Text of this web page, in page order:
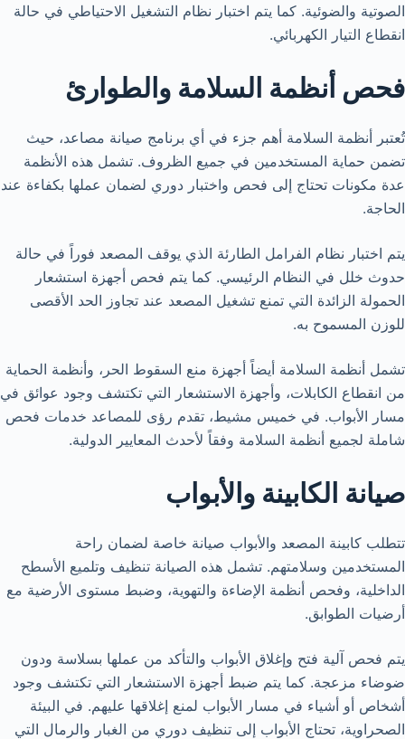
الصوتية والضوئية. كما يتم اختبار نظام التشغيل الاحتياطي في حالة
انقطاع التيار الكهربائي.
فحص أنظمة السلامة والطوارئ
تُعتبر أنظمة السلامة أهم جزء في أي برنامج صيانة مصاعد، حيث
تضمن حماية المستخدمين في جميع الظروف. تشمل هذه الأنظمة
عدة مكونات تحتاج إلى فحص واختبار دوري لضمان عملها بكفاءة عند
الحاجة.
يتم اختبار نظام الفرامل الطارئة الذي يوقف المصعد فوراً في حالة
حدوث خلل في النظام الرئيسي. كما يتم فحص أجهزة استشعار
الحمولة الزائدة التي تمنع تشغيل المصعد عند تجاوز الحد الأقصى
للوزن المسموح به.
تشمل أنظمة السلامة أيضاً أجهزة منع السقوط الحر، وأنظمة الحماية
من انقطاع الكابلات، وأجهزة الاستشعار التي تكتشف وجود عوائق في
مسار الأبواب. في خميس مشيط، تقدم رؤى للمصاعد خدمات فحص
شاملة لجميع أنظمة السلامة وفقاً لأحدث المعايير الدولية.
صيانة الكابينة والأبواب
تتطلب كابينة المصعد والأبواب صيانة خاصة لضمان راحة
المستخدمين وسلامتهم. تشمل هذه الصيانة تنظيف وتلميع الأسطح
الداخلية، وفحص أنظمة الإضاءة والتهوية، وضبط مستوى الأرضية مع
أرضيات الطوابق.
يتم فحص آلية فتح وإغلاق الأبواب والتأكد من عملها بسلاسة ودون
ضوضاء مزعجة. كما يتم ضبط أجهزة الاستشعار التي تكتشف وجود
أشخاص أو أشياء في مسار الأبواب لمنع إغلاقها عليهم. في البيئة
الصحراوية، تحتاج الأبواب إلى تنظيف دوري من الغبار والرمال التي